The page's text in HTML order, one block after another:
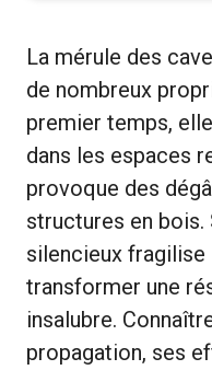
La mérule des
de nombreux
premier temps,
dans les espaces
provoque des
structures en
silencieux
transformer une
insalubre.
propagation, ses